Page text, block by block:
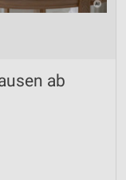
ab